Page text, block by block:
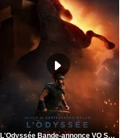
L'Odyssée Bande-annonce VO STFR